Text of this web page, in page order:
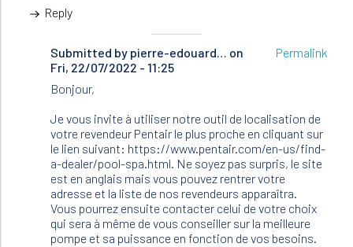
Reply
Submitted by pierre-edouard… on
Fri, 22/07/2022 - 11:25
In
reply
to
Bonjour
Je
cherche…
by
Brunetiere
(not
verified)
Permalink
Bonjour,
Je vous invite à utiliser notre outil de localisation de
votre revendeur Pentair le plus proche en cliquant sur
le lien suivant: https://www.pentair.com/en-us/find-
a-dealer/pool-spa.html. Ne soyez pas surpris, le site
est en anglais mais vous pouvez rentrer votre
adresse et la liste de nos revendeurs apparaîtra.
Vous pourrez ensuite contacter celui de votre choix
qui sera à même de vous conseiller sur la meilleure
pompe et sa puissance en fonction de vos besoins.